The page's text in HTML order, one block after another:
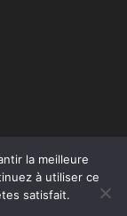
la meilleure
à utiliser ce
satisfait.